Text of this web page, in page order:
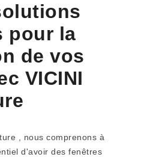
pour la
de vos
VICINI
, nous comprenons à
d'avoir des fenêtres